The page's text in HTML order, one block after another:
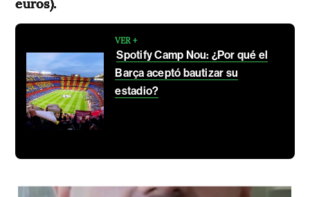
VER +
Spotify Camp Nou: ¿Por qué el
Barça aceptó bautizar su
estadio?